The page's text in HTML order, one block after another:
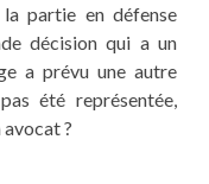
partie en défense
décision qui a un
a prévu une autre
été représentée,
?